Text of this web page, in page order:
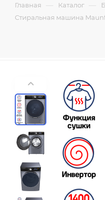
Главная — Каталог —
Стиральная машина